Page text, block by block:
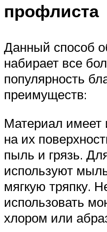
профлиста
Данный способ
набирает все
популярность
преимуществ:
Материал имеет
на их
пыль и грязь.
используют
мягкую тряпку.
использовать
хлором или